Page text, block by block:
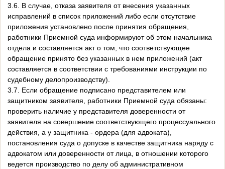
3.6. В случае, отказа заявителя от внесения указанных
исправлений в список приложений либо если отсутствие
приложения установлено после принятия обращения,
работники Приемной суда информируют об этом начальника
отдела и составляется акт о том, что соответствующее
обращение принято без указанных в нем приложений (акт
составляется в соответствии с требованиями инструкции по
судебному делопроизводству).
3.7. Если обращение подписано представителем или
защитником заявителя, работники Приемной суда обязаны:
проверить наличие у представителя доверенности от
заявителя на совершение соответствующего процессуального
действия, а у защитника - ордера (для адвоката),
постановления суда о допуске в качестве защитника наряду с
адвокатом или доверенности от лица, в отношении которого
ведется производство по делу об административном